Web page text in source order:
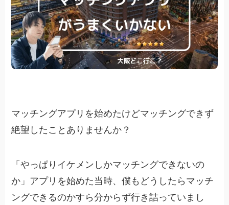
マッチングアプリを始めたけどマッチングできず
絶望したことありませんか？
「やっぱりイケメンしかマッチングできないの
か」アプリを始めた当時、僕もどうしたらマッチ
ングできるのかすら分からず行き詰っていまし